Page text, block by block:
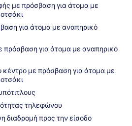
με πρόσβαση για άτομα με
για άτομα με αναπηρικό
πρόσβαση για άτομα με αναπηρικό
κέντρο με πρόσβαση για άτομα με
τηλεφώνου
διαδρομή προς την είσοδο